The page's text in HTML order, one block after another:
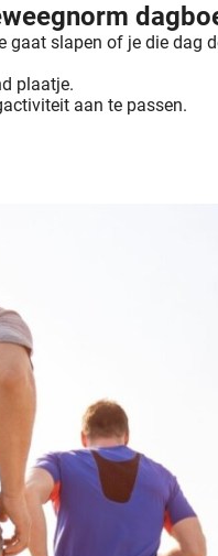
slapen of je die dag
plaatje.
aan te passen.